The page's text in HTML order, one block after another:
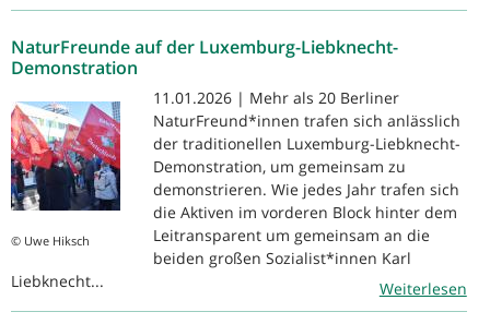
NaturFreunde auf der Luxemburg-Liebknecht-
Demonstration
© Uwe Hiksch
11.01.2026 | Mehr als 20 Berliner
NaturFreund*innen trafen sich anlässlich
der traditionellen Luxemburg-Liebknecht-
Demonstration, um gemeinsam zu
demonstrieren. Wie jedes Jahr trafen sich
die Aktiven im vorderen Block hinter dem
Leitransparent um gemeinsam an die
beiden großen Sozialist*innen Karl
Liebknecht...
Weiterlesen